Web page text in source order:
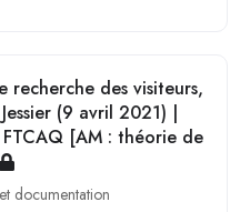
recherche des visiteurs,
(9 avril 2021) |
[AM : théorie de
documentation